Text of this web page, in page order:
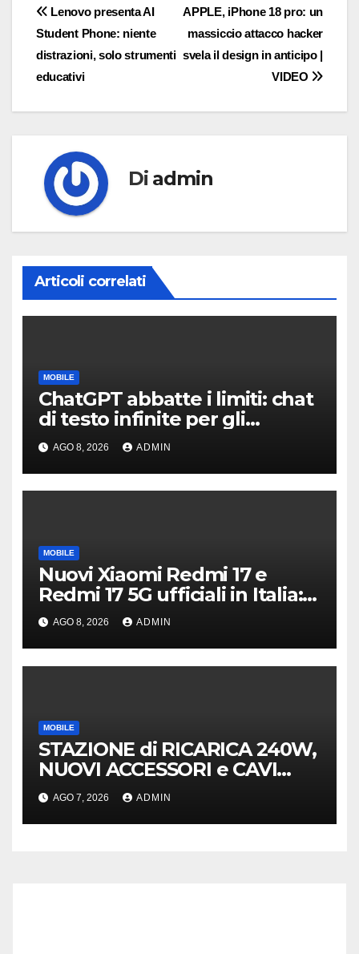
Navigazione
articoli
APPLE, iPhone 18 pro: un
massiccio attacco hacker
svela il design in anticipo |
VIDEO
Lenovo presenta AI
Student Phone: niente
distrazioni, solo strumenti
educativi
Di admin
Articoli correlati
MOBILE
ChatGPT abbatte i limiti: chat
di testo infinite per gli
account gratis e intelligenza
potenziata
AGO 8, 2026 ADMIN
MOBILE
Nuovi Xiaomi Redmi 17 e
Redmi 17 5G ufficiali in Italia:
specifiche tecniche,
differenze e prezzi
AGO 8, 2026 ADMIN
MOBILE
STAZIONE di RICARICA 240W,
NUOVI ACCESSORI e CAVI
40Gb SBS
AGO 7, 2026 ADMIN